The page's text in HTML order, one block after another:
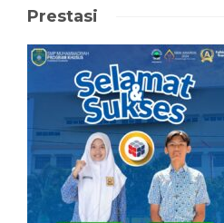
Prestasi